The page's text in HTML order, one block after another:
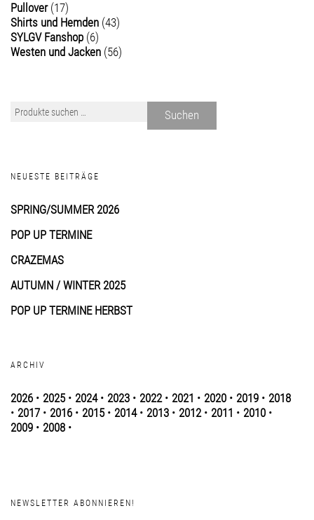
Pullover (17)
Shirts und Hemden (43)
SYLGV Fanshop (6)
Westen und Jacken (56)
Suchen
NEUESTE BEITRÄGE
SPRING/SUMMER 2026
POP UP TERMINE
CRAZEMAS
AUTUMN / WINTER 2025
POP UP TERMINE HERBST
ARCHIV
2026 • 2025• 2024• 2023 • 2022• 2021 • 2020 • 2019 • 2018
• 2017 • 2016 • 2015• 2014• 2013 • 2012• 2011 • 2010 •
2009 • 2008 •
NEWSLETTER ABONNIEREN!